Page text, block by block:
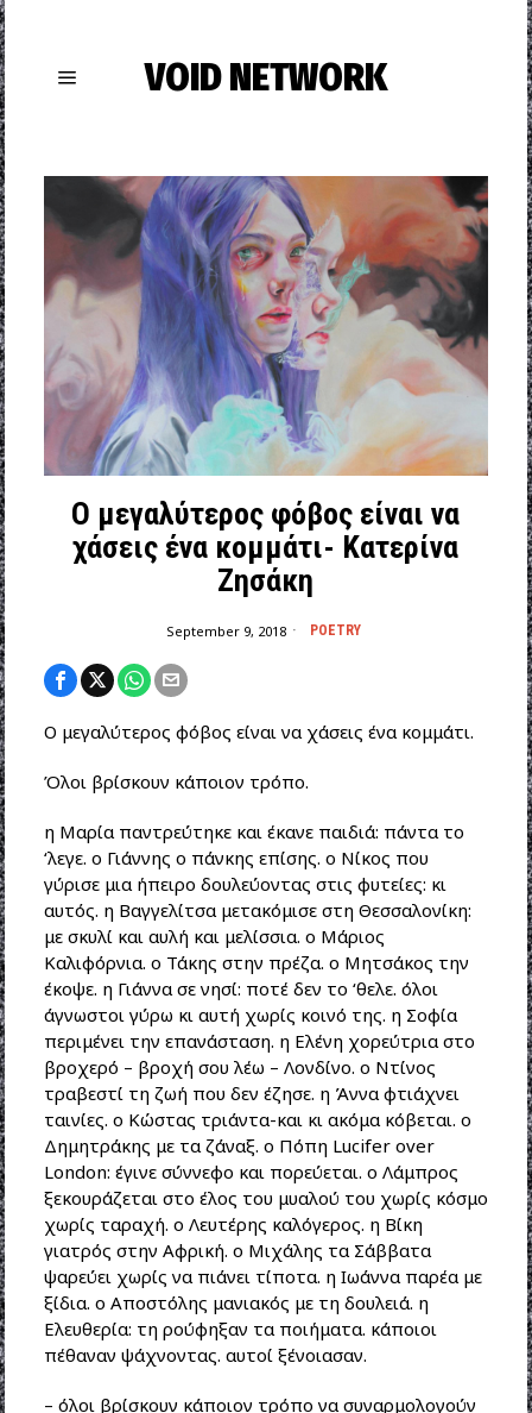
VOID NETWORK
Ο μεγαλύτερος φόβος είναι να
χάσεις ένα κομμάτι- Κατερίνα
Ζησάκη
September 9, 2018 POETRY
O μεγαλύτερος φόβος είναι να χάσεις ένα κομμάτι.
Όλοι βρίσκουν κάποιον τρόπο.
η Μαρία παντρεύτηκε και έκανε παιδιά: πάντα το
‘λεγε. ο Γιάννης ο πάνκης επίσης. ο Νίκος που
γύρισε μια ήπειρο δουλεύοντας στις φυτείες: κι
αυτός. η Βαγγελίτσα μετακόμισε στη Θεσσαλονίκη:
με σκυλί και αυλή και μελίσσια. ο Μάριος
Καλιφόρνια. ο Τάκης στην πρέζα. ο Μητσάκος την
έκοψε. η Γιάννα σε νησί: ποτέ δεν το ‘θελε. όλοι
άγνωστοι γύρω κι αυτή χωρίς κοινό της. η Σοφία
περιμένει την επανάσταση. η Ελένη χορεύτρια στο
βροχερό – βροχή σου λέω – Λονδίνο. ο Ντίνος
τραβεστί τη ζωή που δεν έζησε. η Άννα φτιάχνει
ταινίες. ο Κώστας τριάντα-και κι ακόμα κόβεται. ο
Δημητράκης με τα ζάναξ. ο Πόπη Lucifer over
London: έγινε σύννεφο και πορεύεται. ο Λάμπρος
ξεκουράζεται στο έλος του μυαλού του χωρίς κόσμο
χωρίς ταραχή. ο Λευτέρης καλόγερος. η Βίκη
γιατρός στην Αφρική. ο Μιχάλης τα Σάββατα
ψαρεύει χωρίς να πιάνει τίποτα. η Ιωάννα παρέα με
ξίδια. ο Αποστόλης μανιακός με τη δουλειά. η
Ελευθερία: τη ρούφηξαν τα ποιήματα. κάποιοι
πέθαναν ψάχνοντας. αυτοί ξένοιασαν.
– όλοι βρίσκουν κάποιον τρόπο να συναρμολογούν